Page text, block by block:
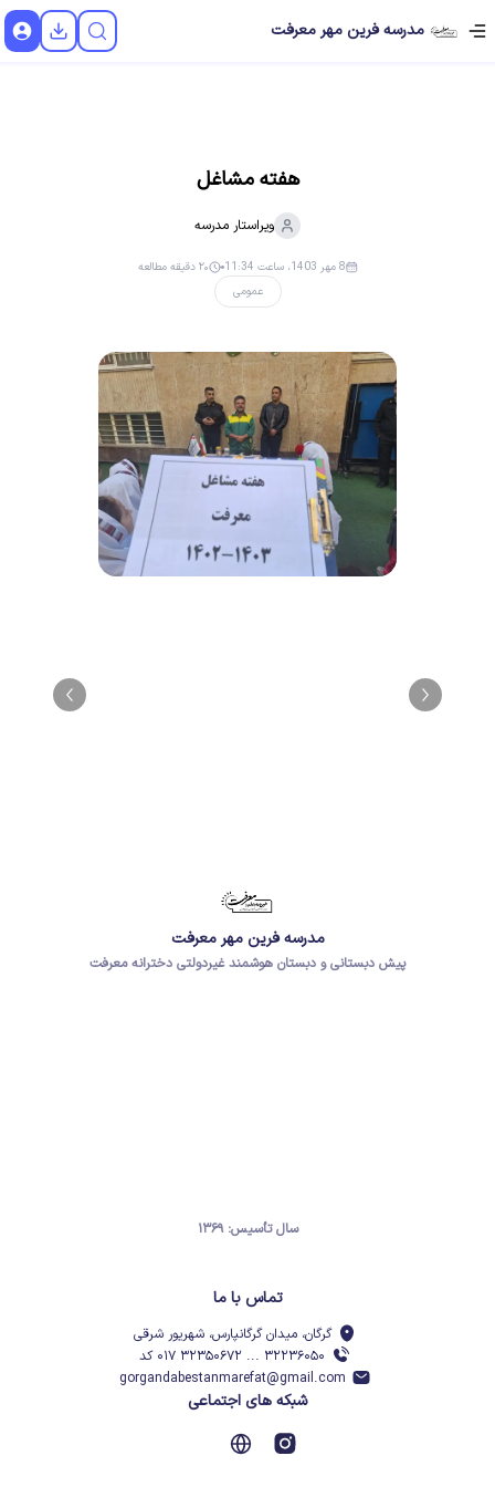
مدرسه فرین مهر معرفت
هفته مشاغل
ویراستار مدرسه
عمومی
8 مهر 1403، ساعت 11:34 ۲۰ دقیقه مطالعه
مدرسه فرین مهر معرفت
پیش دبستانی و دبستان هوشمند غیردولتی دخترانه معرفت
سال تأسیس: ۱۳۶۹
تماس با ما
گرگان، میدان گرگانپارس، شهریور شرقی
۳۲۲۳۶۰۵۰ ... ۳۲۳۵۰۶۷۲ ۰۱۷ کد
gorgandabestanmarefat@gmail.com
شبکه های اجتماعی